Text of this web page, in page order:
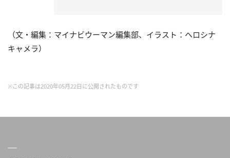
（文・編集：マイナビウーマン編集部、イラスト：ヘロシナ
キャメラ）
※この記事は2020年05月22日に公開されたものです